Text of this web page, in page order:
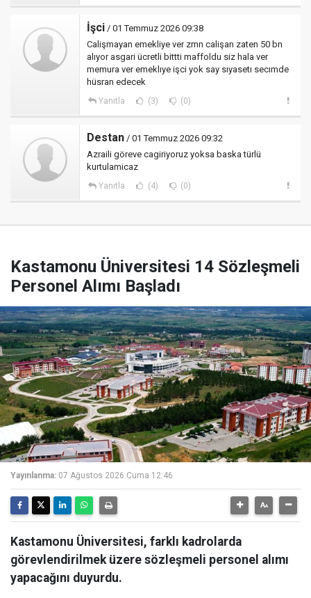
İşci / 01 Temmuz 2026 09:38
Calişmayan emekliye ver zmn calişan zaten 50 bn
alıyor asgari ücretli bittti maffoldu siz hala ver
memura ver emeklıye işci yok say sıyasetı secımde
hüsran edecek
Yanıtla (3) (0)
Destan / 01 Temmuz 2026 09:32
Azraili göreve cagiriyoruz yoksa baska türlü
kurtulamicaz
Yanıtla (4) (0)
Kastamonu Üniversitesi 14 Sözleşmeli
Personel Alımı Başladı
Yayınlanma: 07 Ağustos 2026 Cuma 12:46
Kastamonu Üniversitesi, farklı kadrolarda
görevlendirilmek üzere sözleşmeli personel alımı
yapacağını duyurdu.